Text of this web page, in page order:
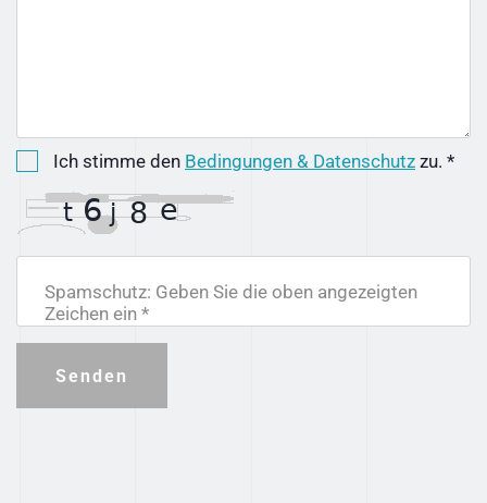
Ich stimme den Bedingungen & Datenschutz zu. *
Spamschutz: Geben Sie die oben angezeigten
Zeichen ein *
Senden